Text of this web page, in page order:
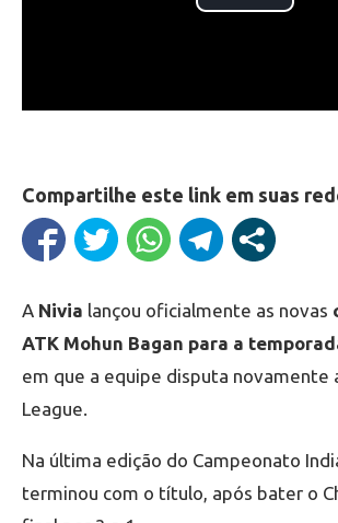
Compartilhe este link em suas
A Nivia lançou oficialmente as novas
ATK Mohun Bagan para a
em que a equipe disputa novamente
League.
Na última edição do Campeonato
terminou com o título, após bater o